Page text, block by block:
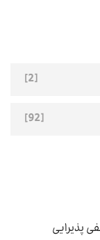
[2]
[92]
پذیرایی